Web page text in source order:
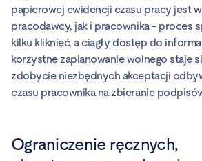
papierowej ewidencji czasu pracy jest
pracodawcy, jak i pracownika - proces
kilku kliknięć, a ciągły dostęp do
korzystne zaplanowanie wolnego staje
zdobycie niezbędnych akceptacji
czasu pracownika na zbieranie
Ograniczenie ręcznych,